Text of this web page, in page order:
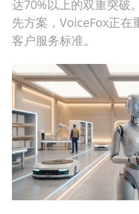
达70%以上的双重突破
先方案，VoiceFox正在
客户服务标准。